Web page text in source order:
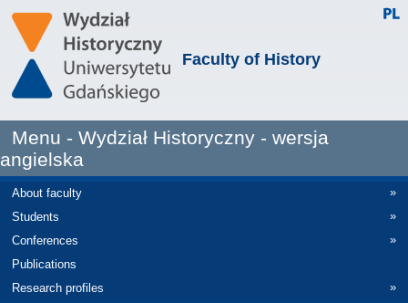
Faculty of History
Menu - Wydział Historyczny - wersja
angielska
About faculty
»
Students
»
Conferences
»
Publications
Research profiles
»